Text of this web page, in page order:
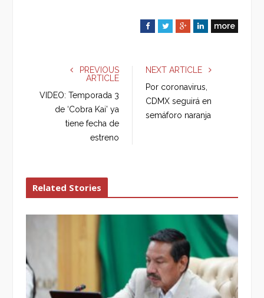
F
e
o
k
T
r
G
g
+
L
d
I
n
more
PREVIOUS
ARTICLE
VIDEO: Temporada 3
de ‘Cobra Kai’ ya
tiene fecha de
estreno
NEXT ARTICLE
Por coronavirus,
CDMX seguirá en
semáforo naranja
Related Stories